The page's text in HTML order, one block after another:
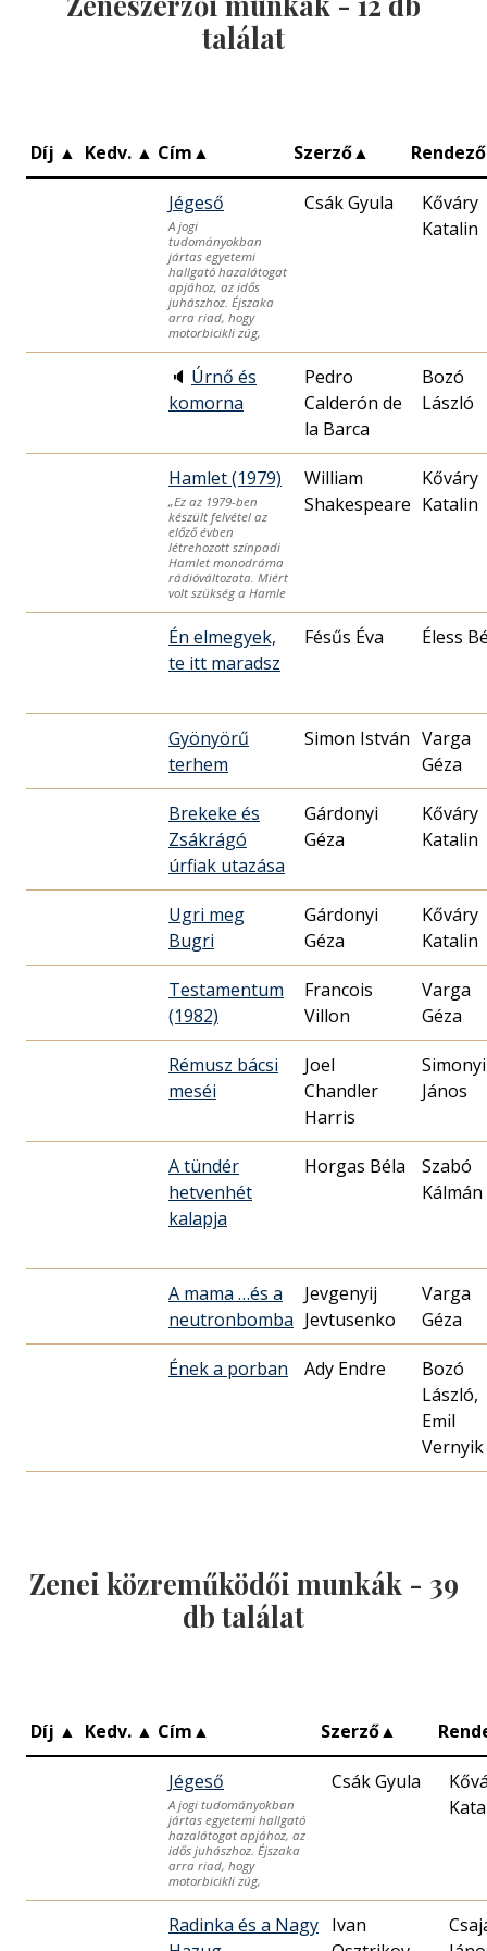
találat
Díj ▲ Kedv. ▲ Cím▲ Szerző▲ Rendező
Jégeső
A jogi
tudományokban
jártas egyetemi
hallgató hazalátogat
apjához, az idős
juhászhoz. Éjszaka
arra riad, hogy
motorbicikli zúg,
Csák Gyula
Kőváry
Katalin
🔈 Úrnő és
komorna
Pedro
Calderón de
la Barca
Bozó
László
Hamlet (1979)
„Ez az 1979-ben
készült felvétel az
előző évben
létrehozott színpadi
Hamlet monodráma
rádióváltozata. Miért
volt szükség a Hamle
William
Shakespeare
Kőváry
Katalin
Én elmegyek,
te itt maradsz
Fésűs Éva Éless
Gyönyörű
terhem
Simon István Varga
Géza
Brekeke és
Zsákrágó
úrfiak utazása
Gárdonyi
Géza
Kőváry
Katalin
Ugri meg
Bugri
Gárdonyi
Géza
Kőváry
Katalin
Testamentum
(1982)
Francois
Villon
Varga
Géza
Rémusz bácsi
meséi
Joel
Chandler
Harris
Simonyi
János
A tündér
hetvenhét
kalapja
Horgas Béla
Szabó
Kálmán
A mama …és a
neutronbomba
Jevgenyij
Jevtusenko
Varga
Géza
Ének a porban Ady Endre
Bozó
László,
Emil
Vernyik
Zenei közreműködői munkák - 39
db találat
Díj ▲ Kedv. ▲ Cím▲ Szerző▲
Jégeső
A jogi tudományokban
jártas egyetemi hallgató
hazalátogat apjához, az
idős juhászhoz. Éjszaka
arra riad, hogy
motorbicikli zúg,
Csák Gyula
Radinka és a Nagy Ivan